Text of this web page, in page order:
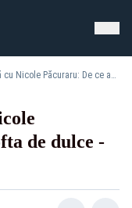
Realitatea Medicală cu Nicole Păcuraru: De ce apare pofta de dulce - VIDEO
de dulce -